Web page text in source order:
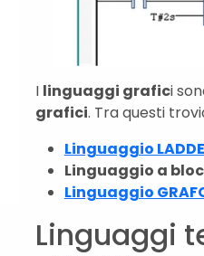
I linguaggi grafici
grafici. Tra questi
Linguaggio
Linguaggio a
Linguaggio
Linguaggi